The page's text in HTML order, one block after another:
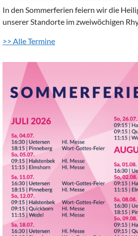
In den Sommerferien feiern wir die
unserer Standorte im zweiwöchigen
>> Alle Termine